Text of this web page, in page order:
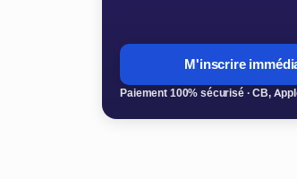
M'inscrire
Paiement 100% sécurisé · CB,